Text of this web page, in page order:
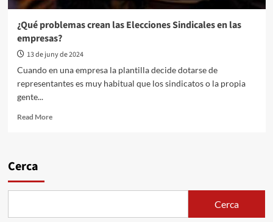
¿Qué problemas crean las Elecciones Sindicales en las
empresas?
13 de juny de 2024
Cuando en una empresa la plantilla decide dotarse de
representantes es muy habitual que los sindicatos o la propia
gente...
Read More
Cerca
Cerca